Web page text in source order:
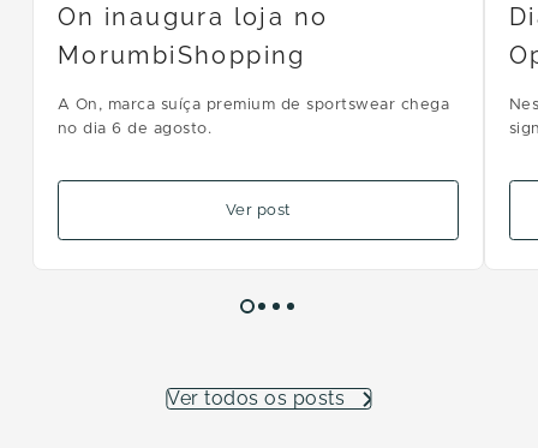
Ver todos os posts
On inaugura loja no
MorumbiShopping
A On, marca suíça premium de sportswear chega
no dia 6 de agosto.
Ver post